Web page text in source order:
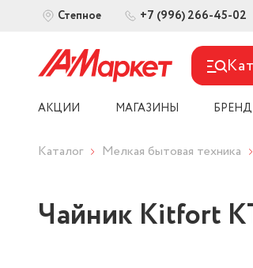
Степное +7 (996) 266-45-02
АКЦИИ МАГАЗИНЫ
Каталог Мелкая бытовая техника
Чайник Kitfort